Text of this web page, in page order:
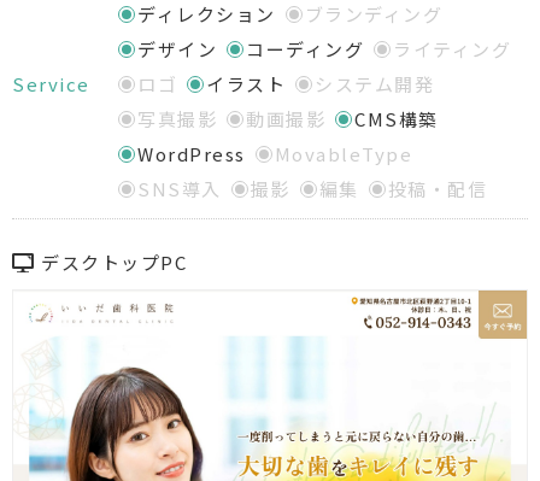
Service
ディレクション
ブランディング
デザイン
コーディング
ライティング
ロゴ
イラスト
システム開発
写真撮影
動画撮影
CMS構築
WordPress
MovableType
SNS導入
撮影 編集 投稿・配信
デスクトップPC